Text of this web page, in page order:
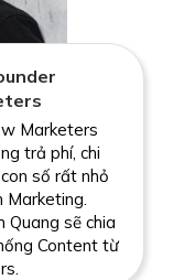
Marketers
trả phí, chi
số rất nhỏ
Marketing.
Quang sẽ chia
Content từ